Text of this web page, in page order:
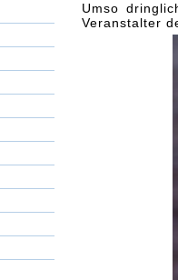
Umso
Veranstalter